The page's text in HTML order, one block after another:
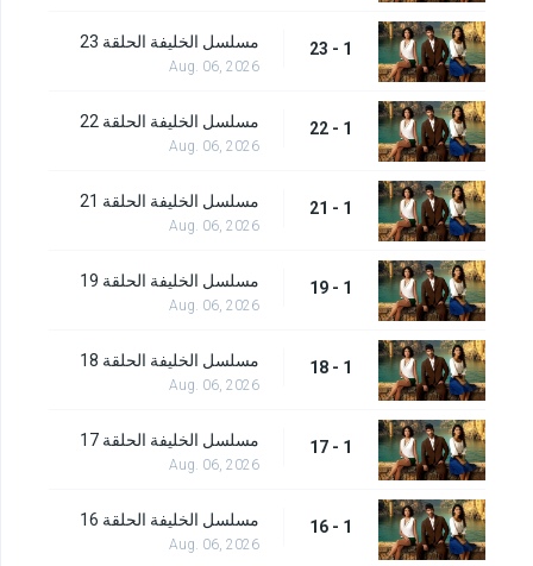
1 - 23 مسلسل الخليفة الحلقة 23
Aug. 06, 2026
1 - 22 مسلسل الخليفة الحلقة 22
Aug. 06, 2026
1 - 21 مسلسل الخليفة الحلقة 21
Aug. 06, 2026
1 - 19 مسلسل الخليفة الحلقة 19
Aug. 06, 2026
1 - 18 مسلسل الخليفة الحلقة 18
Aug. 06, 2026
1 - 17 مسلسل الخليفة الحلقة 17
Aug. 06, 2026
1 - 16 مسلسل الخليفة الحلقة 16
Aug. 06, 2026